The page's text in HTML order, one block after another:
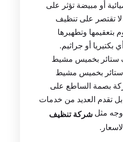
أو مبيضة تؤثر على
لا تقتصر على تنظيف
بتعقيمها وتطهيرها
بكتيريا أو جراثيم.
بخميس مشيط
بصمة الساطع على
تقدم العديد من خدمات
مثل شركة تنظيف